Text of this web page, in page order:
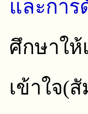
และกา
ศึกษาให้
เข้าใจ(